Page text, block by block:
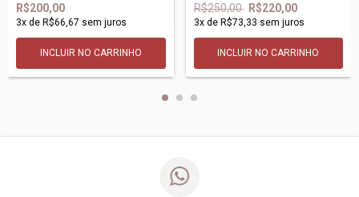
R$200,00
3x de R$66,67 sem juros
R$250,00 R$220,00
3x de R$73,33 sem juros